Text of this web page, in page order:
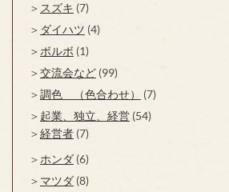
スズキ (7)
ダイハツ (4)
ボルボ (1)
交流会など (99)
調色 （色合わせ）
(7)
起業、独立、経営 (54)
経営者 (7)
ホンダ (6)
マツダ (8)